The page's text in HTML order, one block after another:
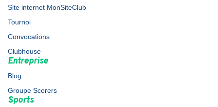
Site internet MonSiteClub
Tournoi
Convocations
Clubhouse
Entreprise
Blog
Groupe Scorers
Sports